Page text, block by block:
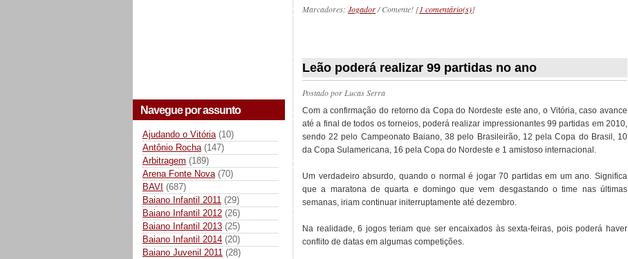
Navegue por assunto
Ajudando o Vitória (10)
Antônio Rocha (147)
Arbitragem (189)
Arena Fonte Nova (70)
BAVI (687)
Baiano Infantil 2011 (29)
Baiano Infantil 2012 (26)
Baiano Infantil 2013 (25)
Baiano Infantil 2014 (20)
Baiano Juvenil 2011 (28)
Marcadores: Jogador/ Comente! [1 comentário(s)]
Leão poderá realizar 99 partidas no ano
Postado por Lucas Serra
Com a confirmação do retorno da Copa do Nordeste este ano, o Vitória, caso avance
até a final de todos os torneios, poderá realizar impressionantes 99 partidas em 2010,
sendo 22 pelo Campeonato Baiano, 38 pelo Brasileirão, 12 pela Copa do Brasil, 10
da Copa Sulamericana, 16 pela Copa do Nordeste e 1 amistoso internacional.
Um verdadeiro absurdo, quando o normal é jogar 70 partidas em um ano. Significa
que a maratona de quarta e domingo que vem desgastando o time nas últimas
semanas, iriam continuar initerruptamente até dezembro.
Na realidade, 6 jogos teriam que ser encaixados às sexta-feiras, pois poderá haver
conflito de datas em algumas competições.